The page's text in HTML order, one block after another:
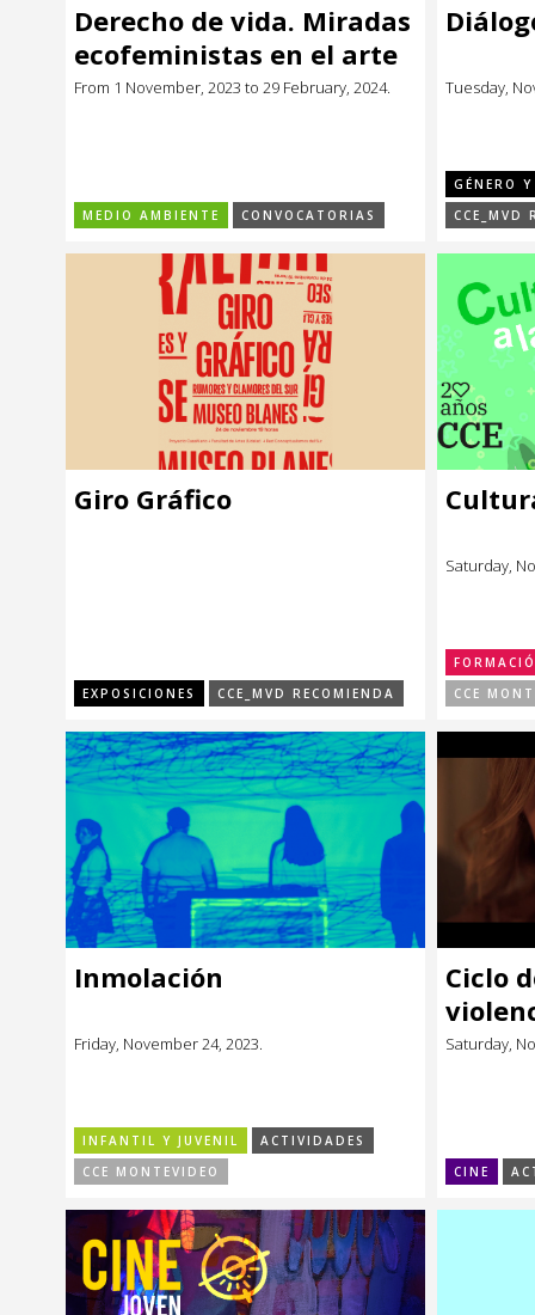
Derecho de vida. Miradas
ecofeministas en el arte
uruguayo
From 1 November, 2023 to 29 February, 2024.
MEDIO AMBIENTE CONVOCATORIAS
Tuesday,
GÉNERO
CCE_MVD
Giro Gráfico
EXPOSICIONES CCE_MVD RECOMIENDA
Saturday,
CCE
Inmolación
Friday, November 24, 2023.
INFANTIL Y JUVENIL
ACTIVIDADES
CCE MONTEVIDEO
Ciclo
Saturday,
CINE